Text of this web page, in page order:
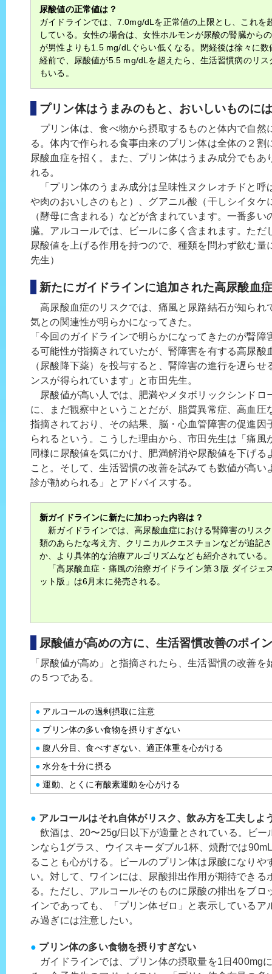
尿酸値の正常値は？
ガイドラインでは、7.0mg/dLを正常値の上限とし、これを
している。女性の場合は、女性ホルモンが尿酸の腎臓から
が男性よりも1.5 mg/dLぐらい低くなる。閉経後は徐々に
経前で、尿酸値が5.5 mg/dLを超えたら、生活習慣病のリ
もいる。
プリン体はうまみのもと、おいしいものに
プリン体は、食べ物から摂取するものと体内で自然
る。体内で作られる食事由来のプリン体は全体の２割
尿酸血症を招く。また、プリン体はうまみ成分でもあ
れる。
「プリン体のうまみ成分は呈味性ヌクレオチドと呼
や肉のおいしさのもと）、グアニル酸（干しシイタケ
（酵母に含まれる）などが含まれています。一番多
臓。アルコールでは、ビールに多く含まれます。ただ
尿酸値を上げる作用を持つので、種類を問わず飲む量
先生）
新たにガイドラインに追加された高尿酸血
高尿酸血症のリスクでは、痛風と尿路結石が知られ
気との関連性が明らかになってきた。
「今回のガイドラインで明らかになってきたのが腎
る可能性が指摘されていたが、腎障害を有する高尿酸
（尿酸降下薬）を投与すると、腎障害の進行を遅ら
ンスが得られています」と市田先生。
尿酸値が高い人では、肥満やメタボリックシンドロ
に、まだ観察中ということだが、脂質異常症、高血圧
指摘されており、その結果、脳・心血管障害の促進因
られるという。こうした理由から、市田先生は「痛風
同様に尿酸値を気にかけ、肥満解消や尿酸値を下げる
こと。そして、生活習慣の改善を試みても数値が高い
診が勧められる」とアドバイスする。
新ガイドラインに新たに加わった内容は？
新ガイドラインでは、高尿酸血症における腎障害のリス
類のあらたな考え方、クリニカルクエスチョンなどが追記
か、より具体的な治療アルゴリズムなども紹介されている。
「高尿酸血症・痛風の治療ガイドライン第３版 ダイジェ
ット版」は6月末に発売される。
尿酸値が高めの方に、生活習慣改善のポイ
「尿酸値が高め」と指摘されたら、生活習慣の改善
の５つである。
● アルコールの過剰摂取に注意
● プリン体の多い食物を摂りすぎない
● 腹八分目、食べすぎない、適正体重を心がける
●水分を十分に摂る
●運動、とくに有酸素運動を心がける
● アルコールはそれ自体がリスク、飲み方を工夫しよ
飲酒は、20〜25g/日以下が適量とされている。ビー
ンなら1グラス、ウイスキーダブル1杯、焼酎では
ることも心がける。ビールのプリン体は尿酸になりや
い。対して、ワインには、尿酸排出作用が期待できる
る。ただし、アルコールそのものに尿酸の排出をブロ
インであっても、「プリン体ゼロ」と表示しているア
み過ぎには注意したい。
● プリン体の多い食物を摂りすぎない
ガイドラインでは、プリン体の摂取量を1日400mg